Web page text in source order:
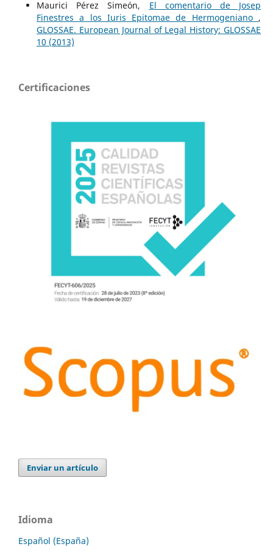
Maurici Pérez Simeón, El comentario de Josep
Finestres a los Iuris Epitomae de Hermogeniano ,
GLOSSAE. European Journal of Legal History: GLOSSAE
10 (2013)
Certificaciones
Enviar un artículo
Idioma
Español (España)